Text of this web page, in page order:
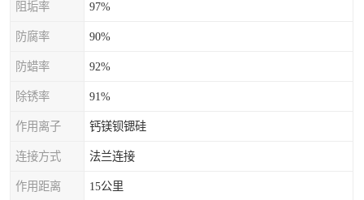
阻垢率 97%
防腐率 90%
防蜡率 92%
除锈率 91%
作用离子 钙镁钡锶硅
连接方式 法兰连接
作用距离 15公里